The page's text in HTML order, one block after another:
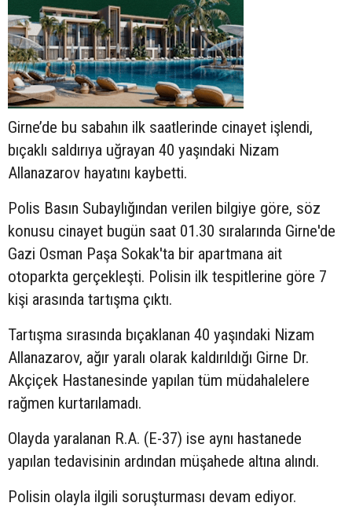
Girne’de bu sabahın ilk saatlerinde cinayet işlendi,
bıçaklı saldırıya uğrayan 40 yaşındaki Nizam
Allanazarov hayatını kaybetti.
Polis Basın Subaylığından verilen bilgiye göre, söz
konusu cinayet bugün saat 01.30 sıralarında Girne'de
Gazi Osman Paşa Sokak'ta bir apartmana ait
otoparkta gerçekleşti. Polisin ilk tespitlerine göre 7
kişi arasında tartışma çıktı.
Tartışma sırasında bıçaklanan 40 yaşındaki Nizam
Allanazarov, ağır yaralı olarak kaldırıldığı Girne Dr.
Akçiçek Hastanesinde yapılan tüm müdahalelere
rağmen kurtarılamadı.
Olayda yaralanan R.A. (E-37) ise aynı hastanede
yapılan tedavisinin ardından müşahede altına alındı.
Polisin olayla ilgili soruşturması devam ediyor.